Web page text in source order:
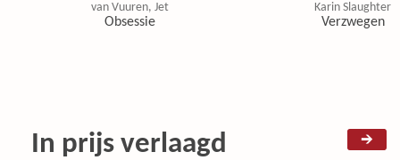
van Vuuren, Jet
Obsessie
Karin Slaughter
Verzwegen
In prijs verlaagd